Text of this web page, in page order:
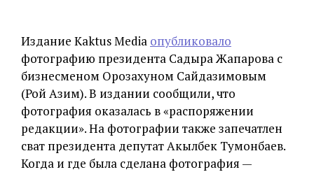
Издание Kaktus Media опубликовало
фотографию президента Садыра Жапарова с
бизнесменом Орозахуном Сайдазимовым
(Рой Азим). В издании сообщили, что
фотография оказалась в «распоряжении
редакции». На фотографии также запечатлен
сват президента депутат Акылбек Тумонбаев.
Когда и где была сделана фотография —